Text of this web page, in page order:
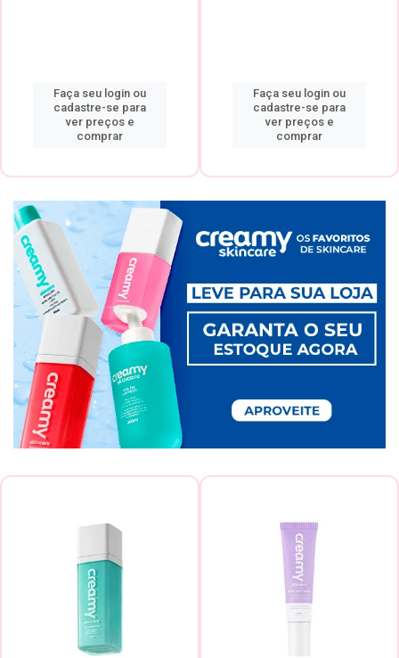
Faça seu login ou
cadastre-se para
ver preços e
comprar
Faça seu login ou
cadastre-se para
ver preços e
comprar